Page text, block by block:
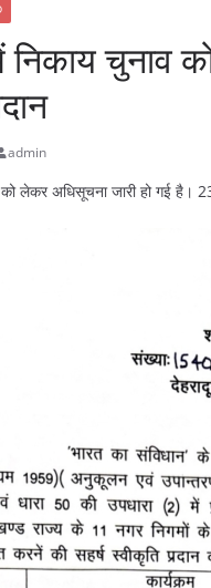
निकाय चुनाव
admin
लेकर अधिसूचना जारी हो गई है।